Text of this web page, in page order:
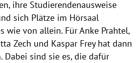
ihre Studierendenausweise
sich Plätze im Hörsaal
wie von allein. Für Anke Prahtel,
Zech und Kaspar Frey hat dann
Dabei sind sie es, die dafür